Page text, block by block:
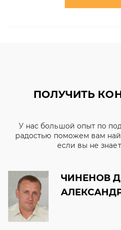
ПОЛУЧИТЬ
У нас большой опыт по
радостью поможем вам
если вы не
ЧИНЕНОВ